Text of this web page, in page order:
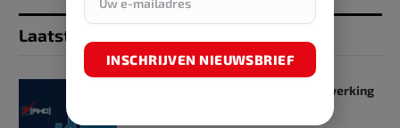
Laatst toegevoegd
SKZ en RHD GmbH starten samenwerking
INSCHRIJVEN NIEUWSBRIEF